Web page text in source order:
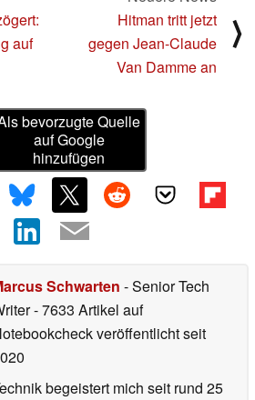
auf
Hitman tritt jetzt
gegen Jean-Claude
Van Damme an
⟩
bevorzugte Quelle
auf Google
hinzufügen
Schwarten - Senior Tech
- 7633 Artikel auf
veröffentlichtseit
begeistert mich seit rund 25